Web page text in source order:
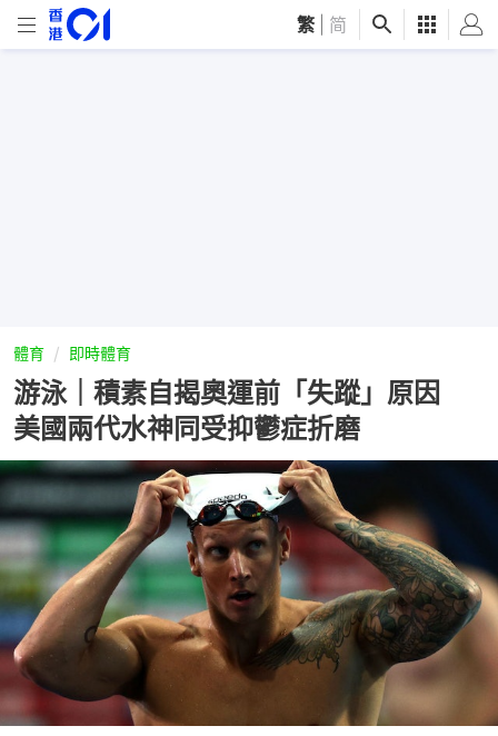
繁 简
體育 即時體育
游泳｜積素自揭奧運前「失蹤」原因
美國兩代水神同受抑鬱症折磨